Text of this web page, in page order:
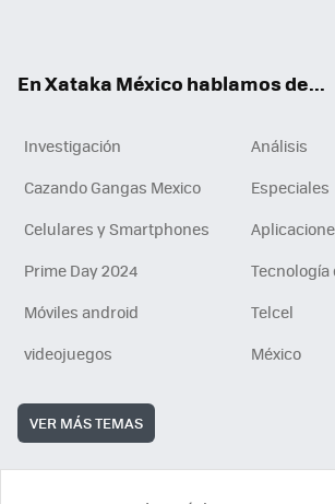
En Xataka México hablamos de...
Investigación
Análisis
Cazando Gangas Mexico
Especiales
Celulares y Smartphones
Prime Day 2024
Tecnología
Móviles android
Telcel
videojuegos
México
VER MÁS TEMAS